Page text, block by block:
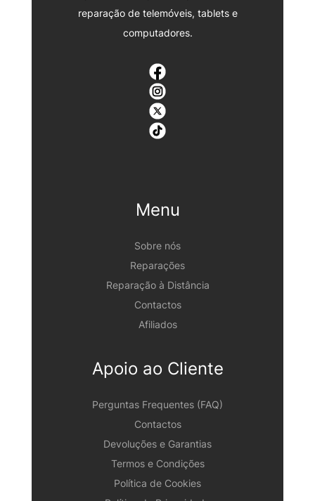
reparação de telemóveis, tablets e
computadores.
Menu
Sobre nós
Reparações
Reparação à Distância
Contactos
Afiliados
Apoio ao Cliente
Perguntas Frequentes (FAQ)
Contactos
Devoluções e Garantias
Termos e Condições
Política de Cookies